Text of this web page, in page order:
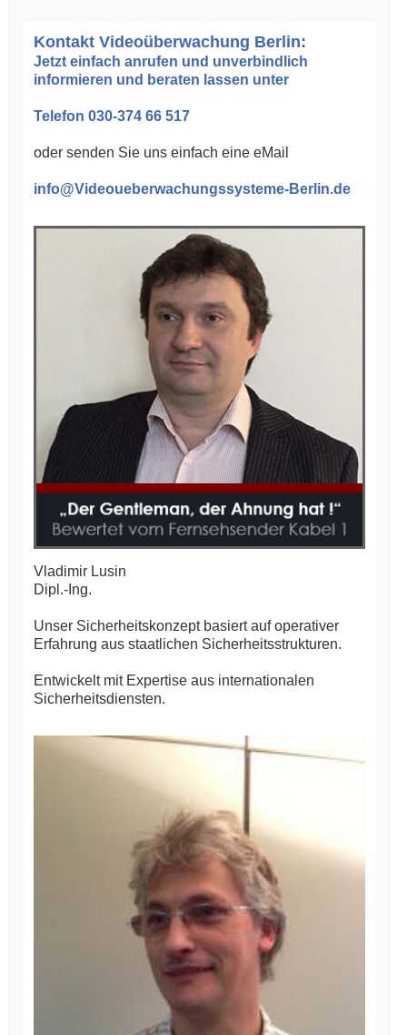
Kontakt Videoüberwachung Berlin:
Jetzt einfach anrufen und unverbindlich
informieren und beraten lassen unter
Telefon 030-374 66 517
oder senden Sie uns einfach eine eMail
info@Videoueberwachungssysteme-Berlin.de
Vladimir Lusin
Dipl.-Ing.
Unser Sicherheitskonzept basiert auf operativer
Erfahrung aus staatlichen Sicherheitsstrukturen.
Entwickelt mit Expertise aus internationalen
Sicherheitsdiensten.